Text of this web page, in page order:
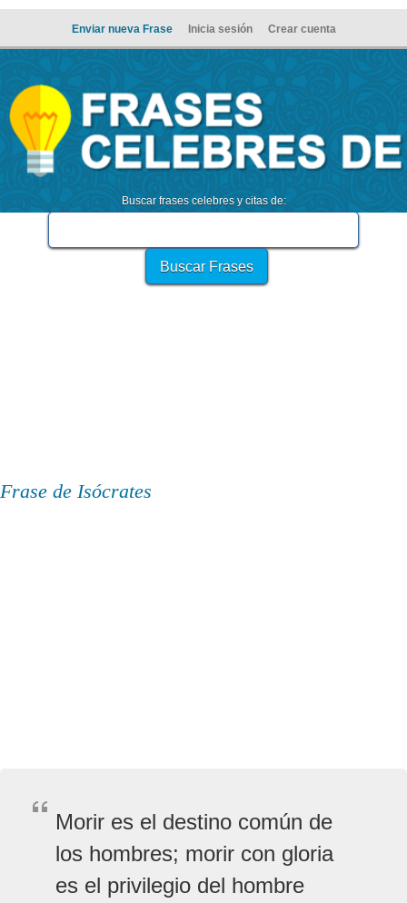
Enviar nueva Frase Inicia sesión Crear cuenta
Buscar frases celebres y citas de:
Frase de Isócrates
Morir es el destino común de
los hombres; morir con gloria
es el privilegio del hombre